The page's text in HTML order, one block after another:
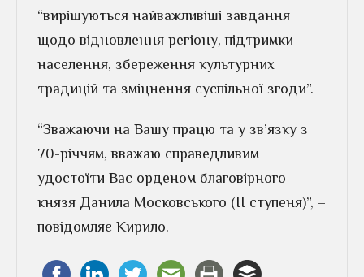
“вирішуються найважливіші завдання
щодо відновлення регіону, підтримки
населення, збереження культурних
традицій та зміцнення суспільної згоди”.
“Зважаючи на Вашу працю та у зв’язку з
70-річчям, вважаю справедливим
удостоїти Вас орденом благовірного
князя Данила Московського (II ступеня)”, –
повідомляє Кирило.